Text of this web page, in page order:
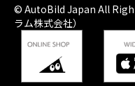
© AutoBild Japan All
ラム株式会社）